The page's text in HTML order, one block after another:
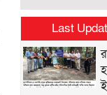
Last